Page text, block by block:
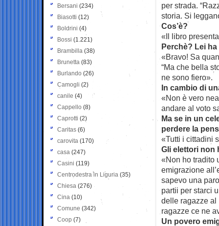
per strada.
storia. Si
Cos’è?
«Il libro
Perchè? Lei
«Bravo! Sa
“Ma che bella
ne sono fiero».
In cambio di
«Non è vero
andare al voto
Ma se in un
perdere la
«Tutti i cittadini
Gli elettori non
«Non ho tradito
emigrazione
sapevo una
partii per starci
delle ragazze al
ragazze ce ne
Un povero
Bersani (234)
Biasotti (12)
Boldrini (4)
Bossi (1.221)
Brambilla (38)
Brunetta (83)
Burlando (26)
Camogli (2)
canile (4)
Cappello (8)
Caprotti (2)
Caritas (6)
carovita (170)
casa (247)
Casini (119)
Centrodestra in Liguria (35)
Chiesa (276)
Cina (10)
Comune (342)
Coop (7)